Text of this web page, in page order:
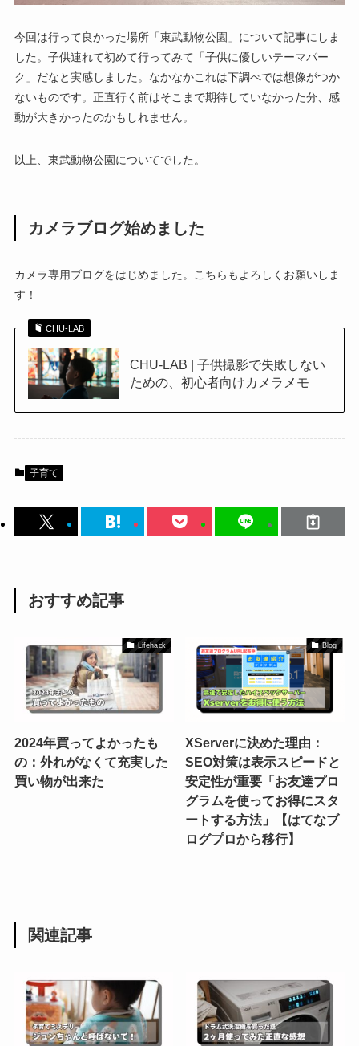
今回は行って良かった場所「東武動物公園」について記事にしま
した。子供連れて初めて行ってみて「子供に優しいテーマパー
ク」だなと実感しました。なかなかこれは下調べでは想像がつか
ないものです。正直行く前はそこまで期待していなかった分、感
動が大きかったのかもしれません。
以上、東武動物公園についてでした。
カメラブログ始めました
カメラ専用ブログをはじめました。こちらもよろしくお願いしま
す！
CHU-LAB
CHU-LAB | 子供撮影で失敗しない
ための、初心者向けカメラメモ
子育て
おすすめ記事
Lifehack
2024年買ってよかったも
の：外れがなくて充実した
買い物が出来た
Blog
XServerに決めた理由：
SEO対策は表示スピードと
安定性が重要「お友達プロ
グラムを使ってお得にスタ
ートする方法」【はてなブ
ログプロから移行】
関連記事